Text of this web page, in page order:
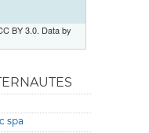
BY 3.0. Data by
spa